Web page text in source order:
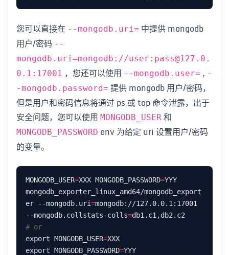
您可以直接在 --mongodb.uri= 中提供 mongodb
用户/密码 --
mongodb.uri=mongodb://user:pass@127.0.
0.1:17001 ，您还可以使用 --mongodb.user= , -
-mongodb.password= 提供 mongodb 用户/密码，
但是用户和密码信息将通过 ps 或 top 命令泄露，出于
安全问题，您可以使用 MONGODB_USER 和
MONGODB_PASSWORD env 为给定 uri 设置用户/密码
的变量。
MONGODB_USER=XXX MONGODB_PASSWORD=YYY
mongodb_exporter_linux_amd64/mongodb_export
er --mongodb.uri=mongodb://127.0.0.1:17001
--mongodb.collstats-colls=
# or
export MONGODB_USER=
export MONGODB_PASSWORD=